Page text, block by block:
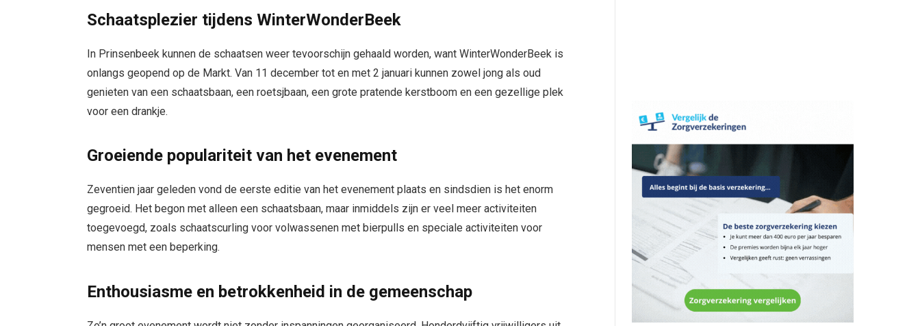
Schaatsplezier tijdens WinterWonderBeek
In Prinsenbeek kunnen de schaatsen weer tevoorschijn gehaald worden, want WinterWonderBeek is
onlangs geopend op de Markt. Van 11 december tot en met 2 januari kunnen zowel jong als oud
genieten van een schaatsbaan, een roetsjbaan, een grote pratende kerstboom en een gezellige plek
voor een drankje.
Groeiende populariteit van het evenement
Zeventien jaar geleden vond de eerste editie van het evenement plaats en sindsdien is het enorm
gegroeid. Het begon met alleen een schaatsbaan, maar inmiddels zijn er veel meer activiteiten
toegevoegd, zoals schaatscurling voor volwassenen met bierpulls en speciale activiteiten voor
mensen met een beperking.
Enthousiasme en betrokkenheid in de gemeenschap